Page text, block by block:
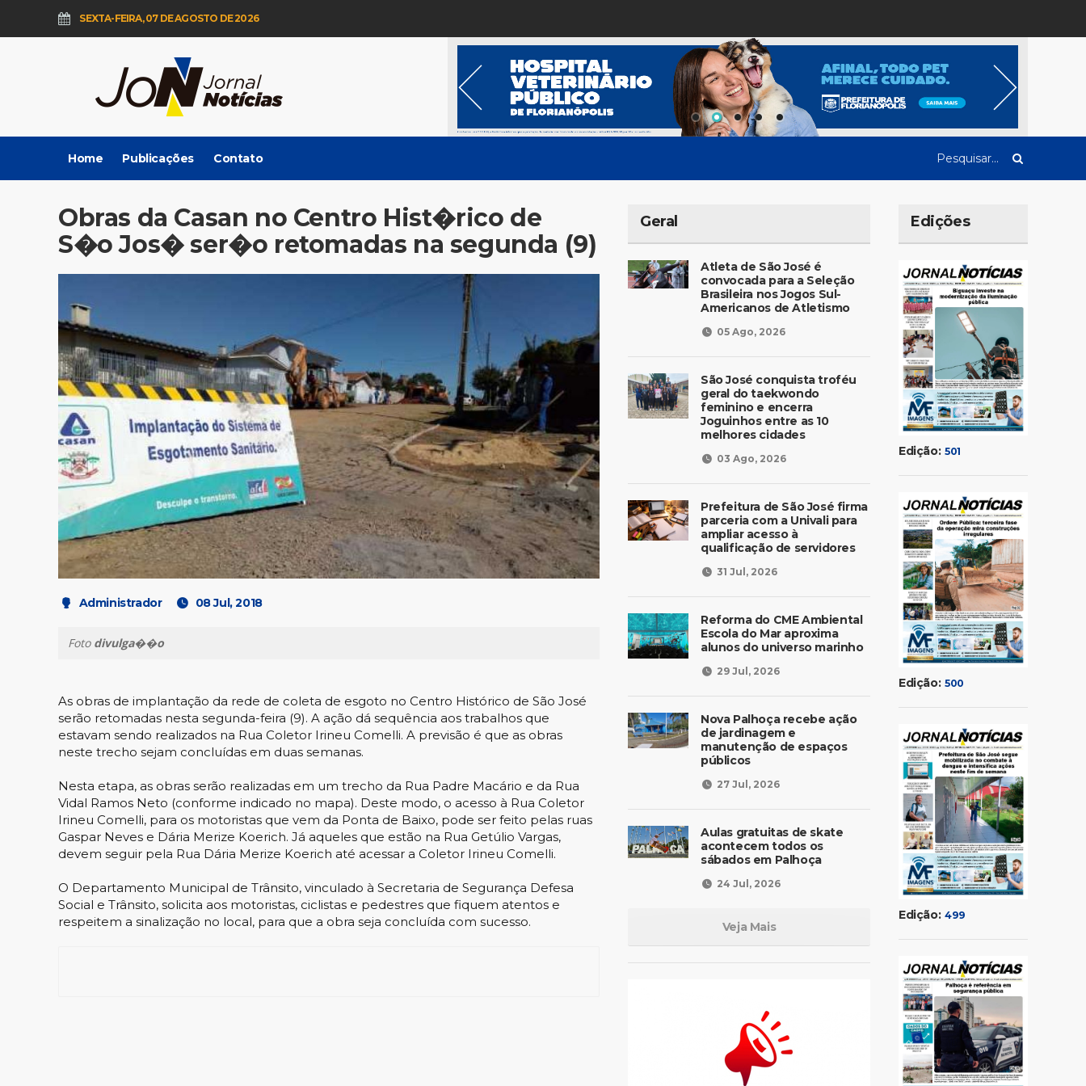
SEXTA-FEIRA, 07 DE AGOSTO DE 2026
Home Publicações Contato
Obras da Casan no Centro Hist�rico de
S�o Jos� ser�o retomadas na segunda (9)
Administrador 08 Jul, 2018
Foto divulga��o
As obras de implantação da rede de coleta de esgoto no Centro Histórico de São José
serão retomadas nesta segunda-feira (9). A ação dá sequência aos trabalhos que
estavam sendo realizados na Rua Coletor Irineu Comelli. A previsão é que as obras
neste trecho sejam concluídas em duas semanas.
Nesta etapa, as obras serão realizadas em um trecho da Rua Padre Macário e da Rua
Vidal Ramos Neto (conforme indicado no mapa). Deste modo, o acesso à Rua Coletor
Irineu Comelli, para os motoristas que vem da Ponta de Baixo, pode ser feito pelas ruas
Gaspar Neves e Dária Merize Koerich. Já aqueles que estão na Rua Getúlio Vargas,
devem seguir pela Rua Dária Merize Koerich até acessar a Coletor Irineu Comelli.
O Departamento Municipal de Trânsito, vinculado à Secretaria de Segurança Defesa
Social e Trânsito, solicita aos motoristas, ciclistas e pedestres que fiquem atentos e
respeitem a sinalização no local, para que a obra seja concluída com sucesso.
Geral
Atleta de São José é
convocada para a Seleção
Brasileira nos Jogos Sul-
Americanos de Atletismo
05 Ago, 2026
São José conquista troféu
geral do taekwondo
feminino e encerra
Joguinhos entre as 10
melhores cidades
03 Ago, 2026
Prefeitura de São José firma
parceria com a Univali para
ampliar acesso à
qualificação de servidores
31 Jul, 2026
Reforma do CME Ambiental
Escola do Mar aproxima
alunos do universo marinho
29 Jul, 2026
Nova Palhoça recebe ação
de jardinagem e
manutenção de espaços
públicos
27 Jul, 2026
Aulas gratuitas de skate
acontecem todos os
sábados em Palhoça
24 Jul, 2026
Veja Mais
Edições
Edição: 501
Edição: 500
Edição: 499